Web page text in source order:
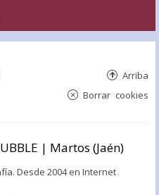
Arriba
Borrar cookies
| Martos (Jaén)
Desde 2004 en Internet